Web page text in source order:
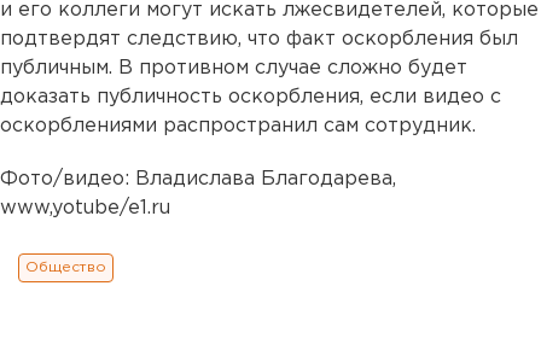
и его коллеги могут искать лжесвидетелей, которые
подтвердят следствию, что факт оскорбления был
публичным. В противном случае сложно будет
доказать публичность оскорбления, если видео с
оскорблениями распространил сам сотрудник.
Фото/видео: Владислава Благодарева,
www,yotube/e1.ru
Общество